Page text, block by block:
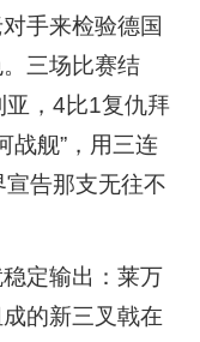
手来检验德国
三场比赛结
，4比1复仇拜
战舰”，用三连
告那支无往不
定输出：莱万
的新三叉戟在